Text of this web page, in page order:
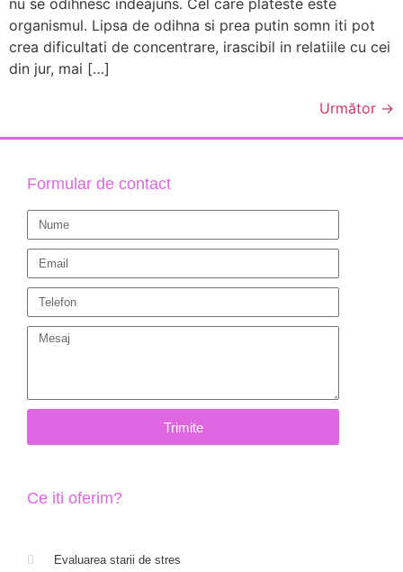
nu se odihnesc indeajuns. Cel care plateste este
organismul. Lipsa de odihna si prea putin somn iti pot
crea dificultati de concentrare, irascibil in relatiile cu cei
din jur, mai […]
Următor →
Formular de contact
Trimite
Ce iti oferim?
Evaluarea starii de stres